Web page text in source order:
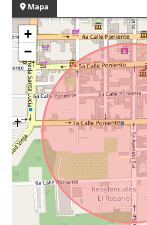
Mapa
+
−